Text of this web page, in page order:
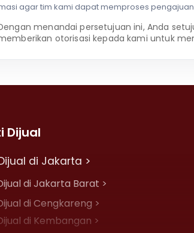
agar tim kami dapat memproses
menandai persetujuan ini, Anda
otorisasi kepada kami untuk
Dijual
di Jakarta >
di Jakarta Barat >
di Cengkareng >
di Kembangan >